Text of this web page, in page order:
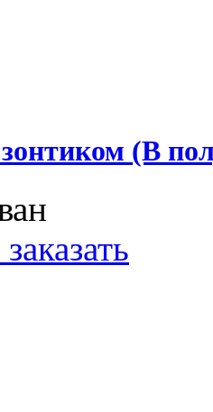
(В